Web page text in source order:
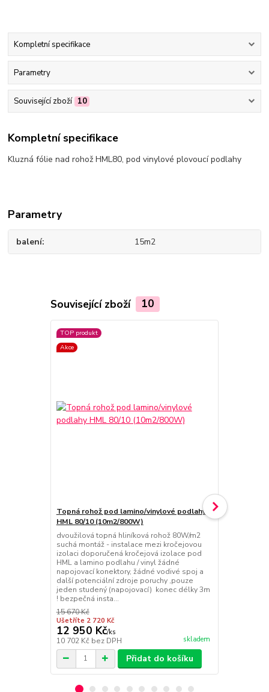
Kompletní specifikace
Parametry
Související zboží 10
Kompletní specifikace
Kluzná fólie nad rohož HML80, pod vinylové plovoucí podlahy
Parametry
balení 15m2
Související zboží 10
TOP produkt
Akce
Topná rohož pod lamino/vinylové podlahy
HML 80/10 (10m2/800W)
dvoužilová topná hliníková rohož 80W/m2
suchá montáž - instalace mezi kročejovou
izolaci doporučená kročejová izolace pod
HML a lamino podlahu / vinyl žádné
napojovací konektory, žádné vodivé spoj a
další potenciální zdroje poruchy ,pouze
jeden studený (napojovací) konec délky 3m
! bezpečná insta...
15 670 Kč
Ušetříte 2 720 Kč
12 950 Kč/ks
10 702 Kč bez DPH skladem
Přidat do košíku
Topná